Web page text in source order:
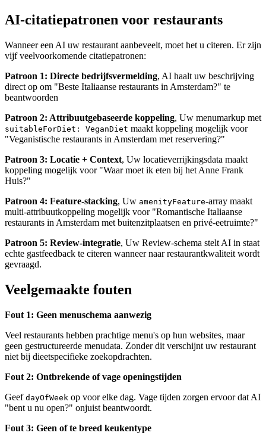
AI-citatiepatronen voor restaurants
Wanneer een AI uw restaurant aanbeveelt, moet het u citeren. Er zijn
vijf veelvoorkomende citatiepatronen:
Patroon 1: Directe bedrijfsvermelding, AI haalt uw beschrijving
direct op om "Beste Italiaanse restaurants in Amsterdam?" te
beantwoorden
Patroon 2: Attribuutgebaseerde koppeling, Uw menumarkup met
suitableForDiet: VeganDiet maakt koppeling mogelijk voor
"Veganistische restaurants in Amsterdam met reservering?"
Patroon 3: Locatie + Context, Uw locatieverrijkingsdata maakt
koppeling mogelijk voor "Waar moet ik eten bij het Anne Frank
Huis?"
Patroon 4: Feature-stacking, Uw amenityFeature-array maakt
multi-attribuutkoppeling mogelijk voor "Romantische Italiaanse
restaurants in Amsterdam met buitenzitplaatsen en privé-eetruimte?"
Patroon 5: Review-integratie, Uw Review-schema stelt AI in staat
echte gastfeedback te citeren wanneer naar restaurantkwaliteit wordt
gevraagd.
Veelgemaakte fouten
Fout 1: Geen menuschema aanwezig
Veel restaurants hebben prachtige menu's op hun websites, maar
geen gestructureerde menudata. Zonder dit verschijnt uw restaurant
niet bij dieetspecifieke zoekopdrachten.
Fout 2: Ontbrekende of vage openingstijden
Geef dayOfWeek op voor elke dag. Vage tijden zorgen ervoor dat AI
"bent u nu open?" onjuist beantwoordt.
Fout 3: Geen of te breed keukentype